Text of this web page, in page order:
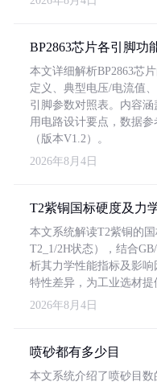
BP2863芯片各引脚功
本文详细解析BP2863芯
定义、典型电压/电流值
引脚参数对照表。内容
用电路设计要点，数据
（版本V1.2）。
2026年8月4日
T2紫铜国标硬度及力
本文系统解读T2紫铜的
T2_1/2H状态），结合
析其力学性能指标及影
特性差异，为工业选材提
2026年8月4日
喷砂都有多少目
本文系统介绍了喷砂目